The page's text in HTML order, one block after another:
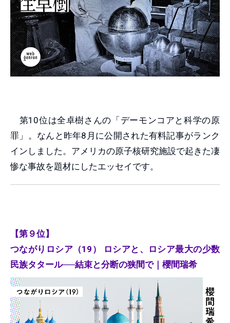
第10位は全卓樹さんの「デーモンコアと科学の原
罪」。なんと昨年8月に公開された有料記事がランク
インしました。アメリカの原子核研究施設で起きた凄
惨な事故を題材にしたエッセイです。
【第９位】
つながりロシア（19） ロシアと、ロシア最大の少数
民族タタール──結束と分断の狭間で｜櫻間瑞希